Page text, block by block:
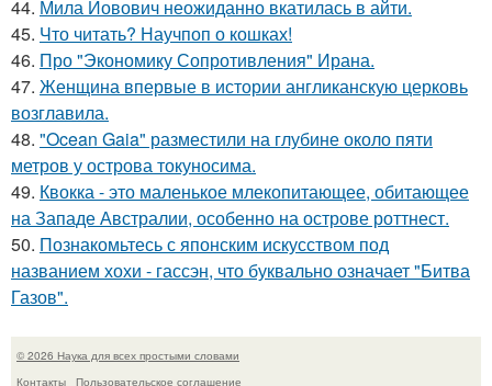
44. Мила Йовович неожиданно вкатилась в айти.
45. Что читать? Научпоп о кошках!
46. Про "Экономику Сопротивления" Ирана.
47. Женщина впервые в истории англиканскую церковь
возглавила.
48. "Ocean Gaia" разместили на глубине около пяти
метров у острова токуносима.
49. Квокка - это маленькое млекопитающее, обитающее
на Западе Австралии, особенно на острове роттнест.
50. Познакомьтесь с японским искусством под
названием хохи - гассэн, что буквально означает "Битва
Газов".
© 2026 Наука для всех простыми словами
Контакты
Пользовательское соглашение